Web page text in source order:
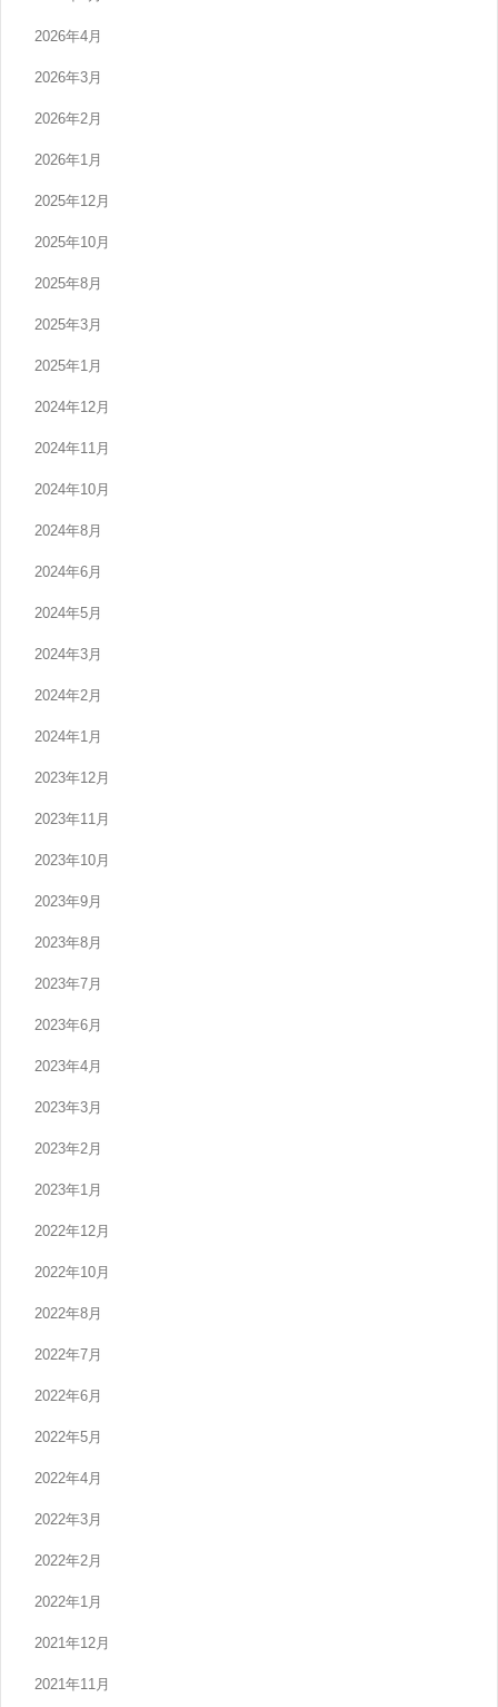
2026年4月
2026年3月
2026年2月
2026年1月
2025年12月
2025年10月
2025年8月
2025年3月
2025年1月
2024年12月
2024年11月
2024年10月
2024年8月
2024年6月
2024年5月
2024年3月
2024年2月
2024年1月
2023年12月
2023年11月
2023年10月
2023年9月
2023年8月
2023年7月
2023年6月
2023年4月
2023年3月
2023年2月
2023年1月
2022年12月
2022年10月
2022年8月
2022年7月
2022年6月
2022年5月
2022年4月
2022年3月
2022年2月
2022年1月
2021年12月
2021年11月